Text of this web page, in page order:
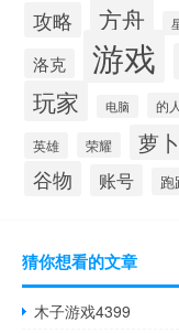
攻略 方舟
洛克 游戏
玩家 电脑 的人
英雄 荣耀 萝卜
谷物 账号 跑
猜你想看的文章
木子游戏4399